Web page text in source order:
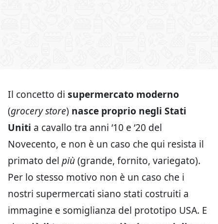
Il concetto di supermercato moderno
(grocery store) nasce proprio negli Stati
Uniti a cavallo tra anni ‘10 e ‘20 del
Novecento, e non è un caso che qui resista il
primato del più(grande, fornito, variegato).
Per lo stesso motivo non è un caso che i
nostri supermercati siano stati costruiti a
immagine e somiglianza del prototipo USA. E